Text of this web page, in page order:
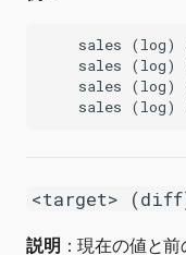
sales (log)
sales (log)
sales (log)
<target>
説明 ：現在の値と